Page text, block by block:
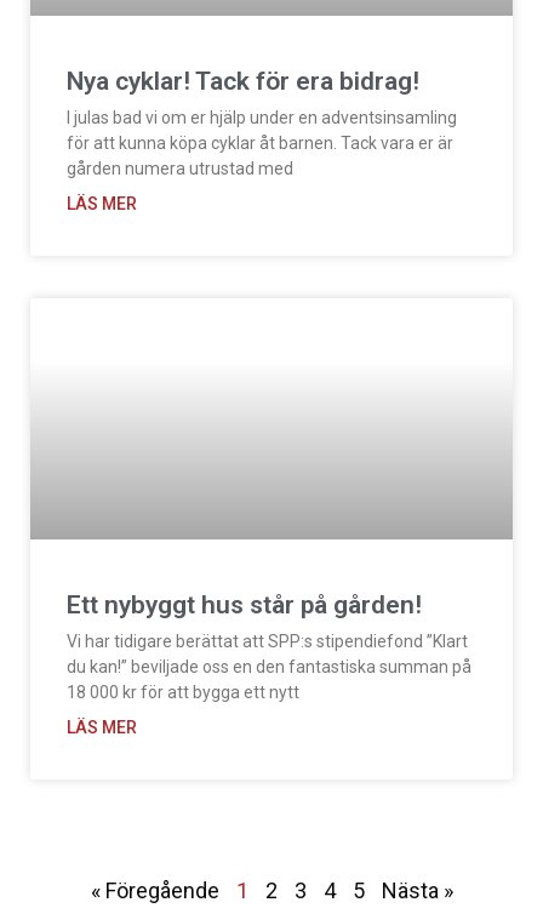
Nya cyklar! Tack för era bidrag!
I julas bad vi om er hjälp under en adventsinsamling
för att kunna köpa cyklar åt barnen. Tack vara er är
gården numera utrustad med
LÄS MER
Ett nybyggt hus står på gården!
Vi har tidigare berättat att SPP:s stipendiefond ”Klart
du kan!” beviljade oss en den fantastiska summan på
18 000 kr för att bygga ett nytt
LÄS MER
« Föregående 1 2 3 4 5 Nästa »